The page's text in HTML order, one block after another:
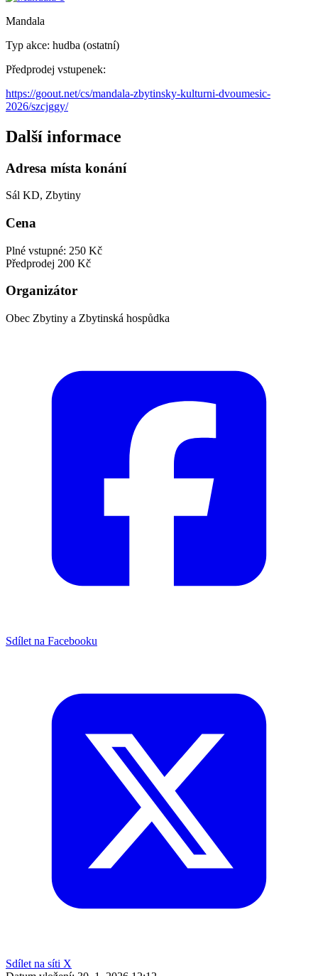
Mandala
Typ akce: hudba (ostatní)
Předprodej vstupenek:
https://goout.net/cs/mandala-zbytinsky-kulturni-dvoumesic-
2026/szcjggy/
Další informace
Adresa místa konání
Sál KD, Zbytiny
Cena
Plné vstupné: 250 Kč
Předprodej 200 Kč
Organizátor
Obec Zbytiny a Zbytinská hospůdka
Sdílet na Facebooku
Sdílet na síti X